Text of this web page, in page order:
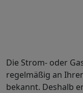
Die Strom- oder
regelmäßig an
bekannt. Deshalb